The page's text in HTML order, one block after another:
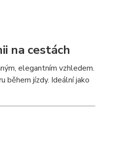
na cestách
elegantním vzhledem.
během jízdy. Ideální jako